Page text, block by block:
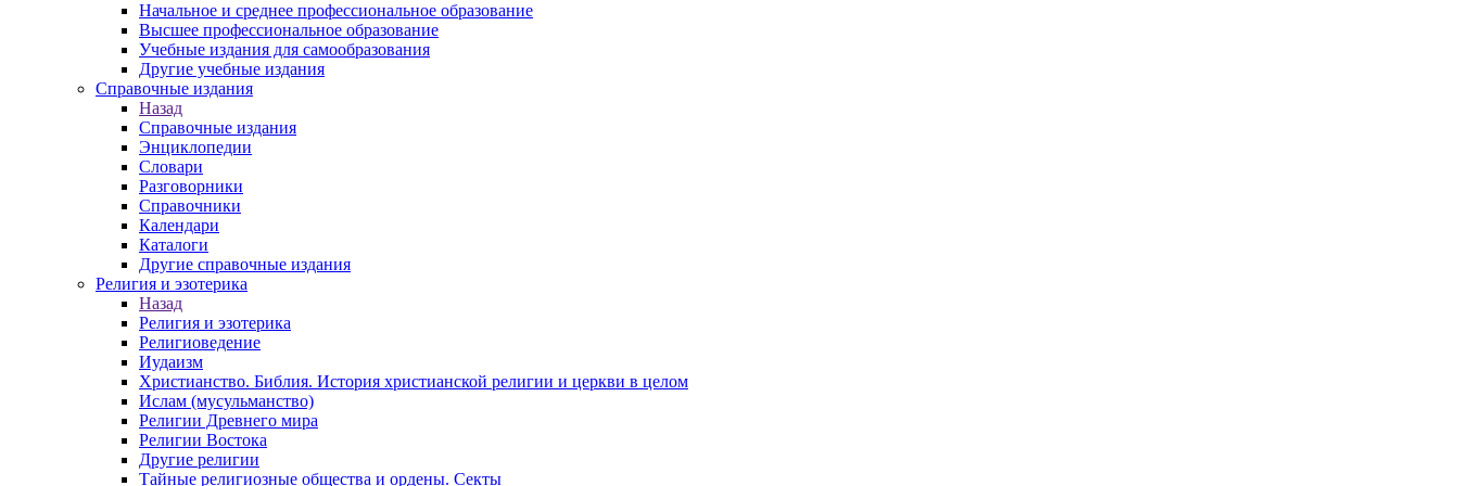
Начальное и среднее профессиональное образование
Высшее профессиональное образование
Учебные издания для самообразования
Другие учебные издания
Справочные издания
Назад
Справочные издания
Энциклопедии
Словари
Разговорники
Справочники
Календари
Каталоги
Другие справочные издания
Религия и эзотерика
Назад
Религия и эзотерика
Религиоведение
Иудаизм
Христианство. Библия. История христианской религии и церкви в целом
Ислам (мусульманство)
Религии Древнего мира
Религии Востока
Другие религии
Тайные религиозные общества и ордены. Секты